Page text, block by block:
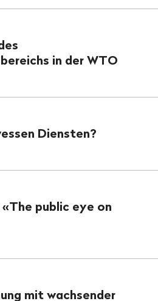
in der WTO
Diensten?
public eye on
mit wachsender